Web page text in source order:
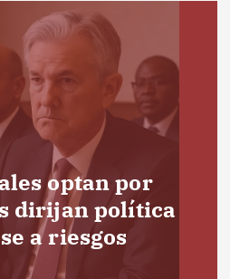
optan por
dirijan política
a riesgos